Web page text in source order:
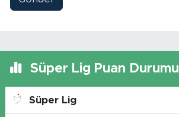
Süper Lig Puan Durumu
Süper Lig